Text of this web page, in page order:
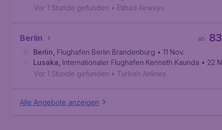
Vor 1 Stunde gefunden • Etihad Airways
Berlin ab
Berlin Flughafen Berlin Brandenburg • 11 Nov.
Lusaka Internationaler Flughafen Kenneth Kaunda • 22
Vor 1 Stunde gefunden • Turkish Airlines
Alle Angebote anzeigen